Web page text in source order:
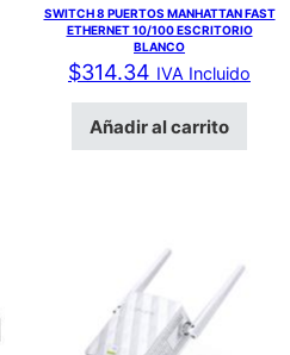
SWITCH 8 PUERTOS MANHATTAN FAST
ETHERNET 10/100 ESCRITORIO
BLANCO
$314.34 IVA Incluido
Añadir al carrito